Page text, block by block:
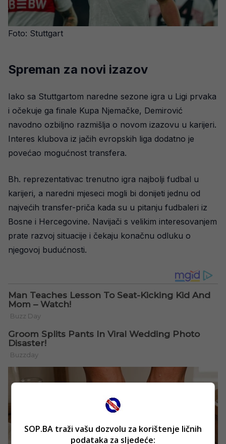
Foto: Stuttgart
Spreman za novi izazov
Iako sa Stuttgartom naredne sezone igra u Ligi prvaka
i očekuje ga finale Kupa Njemačke, Demirović
navodno ozbiljno razmišlja o novom izazovu u karijeri.
Interes klubova iz jačih evropskih liga dodatno je
povećao mogućnost transfera.
Bh. reprezentativac trenutno igra najbolji fudbal u
karijeri, a naredni mjeseci mogli bi donijeti jednu od
najvećih transfer-priča kada su u pitanju fudbaleri iz
Bosne i Hercegovine. Navijači s velikim interesovanjem
prate razvoj situacije i čekaju konačnu odluku o
njegovoj budućnosti.
SOP.BA traži vašu dozvolu za korištenje ličnih
podataka za sljedeće: